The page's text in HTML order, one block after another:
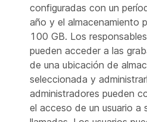
configuradas con un
año y el almacenamiento
100 GB. Los
pueden acceder a las
de una ubicación de
seleccionada y
administradores pueden
el acceso de un usuario a